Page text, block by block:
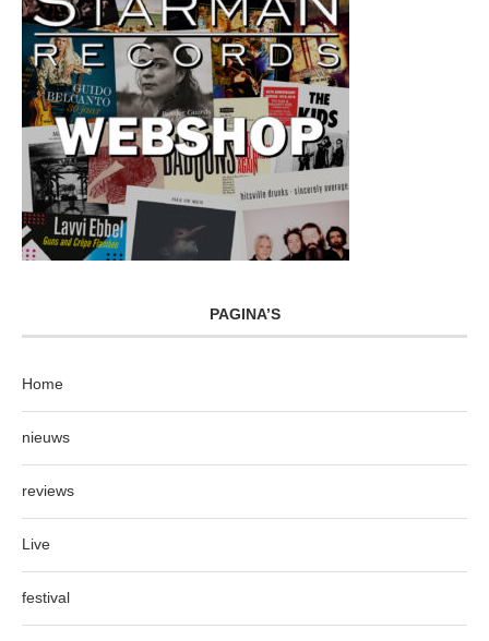
PAGINA’S
Home
nieuws
reviews
Live
festival